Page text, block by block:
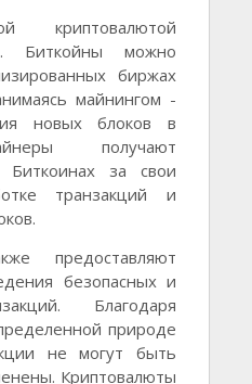
криптовалютой
Биткойны можно
биржах
майнингом -
новых блоков в
получают
Биткоинах за свои
транзакций и
предоставляют
безопасных и
Благодаря
природе
не могут быть
Криптовалюты